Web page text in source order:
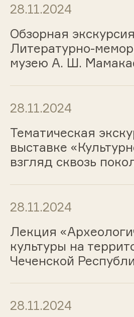
28.11.2024
Обзорная
Литературно-
музею А. Ш.
28.11.2024
Тематическая
выставке
взгляд сквозь
28.11.2024
Лекция
культуры на
Чеченской
28.11.2024